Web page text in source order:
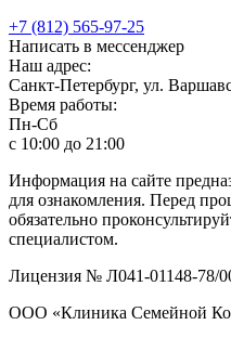
+7 (812) 565-97-25
Написать в мессенджер
Наш адрес:
Санкт-Петербург, ул.
Время работы:
Пн-Сб
с 10:00 до 21:00
Информация на сайте
для ознакомления. Перед
обязательно
специалистом.
Лицензия № Л041-01148-78/
ООО «Клиника Семейной